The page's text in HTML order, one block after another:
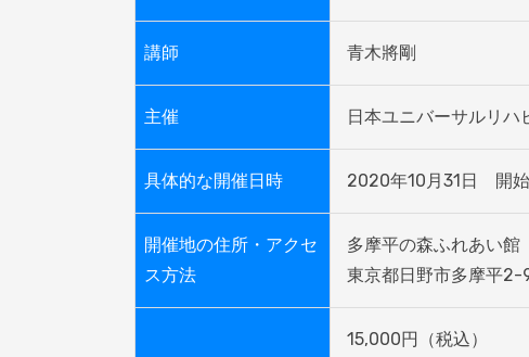
講師 青木將剛
主催 日本ユニバーサルリハ
具体的な開催日時 2020年10月31日　開
開催地の住所・アクセ
ス方法
多摩平の森ふれあい館
東京都日野市多摩平2-
15,000円（税込）